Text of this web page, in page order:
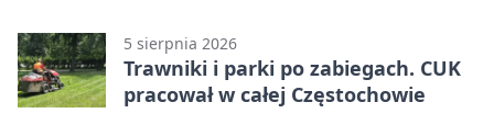
5 sierpnia 2026
Trawniki i parki po zabiegach. CUK
pracował w całej Częstochowie